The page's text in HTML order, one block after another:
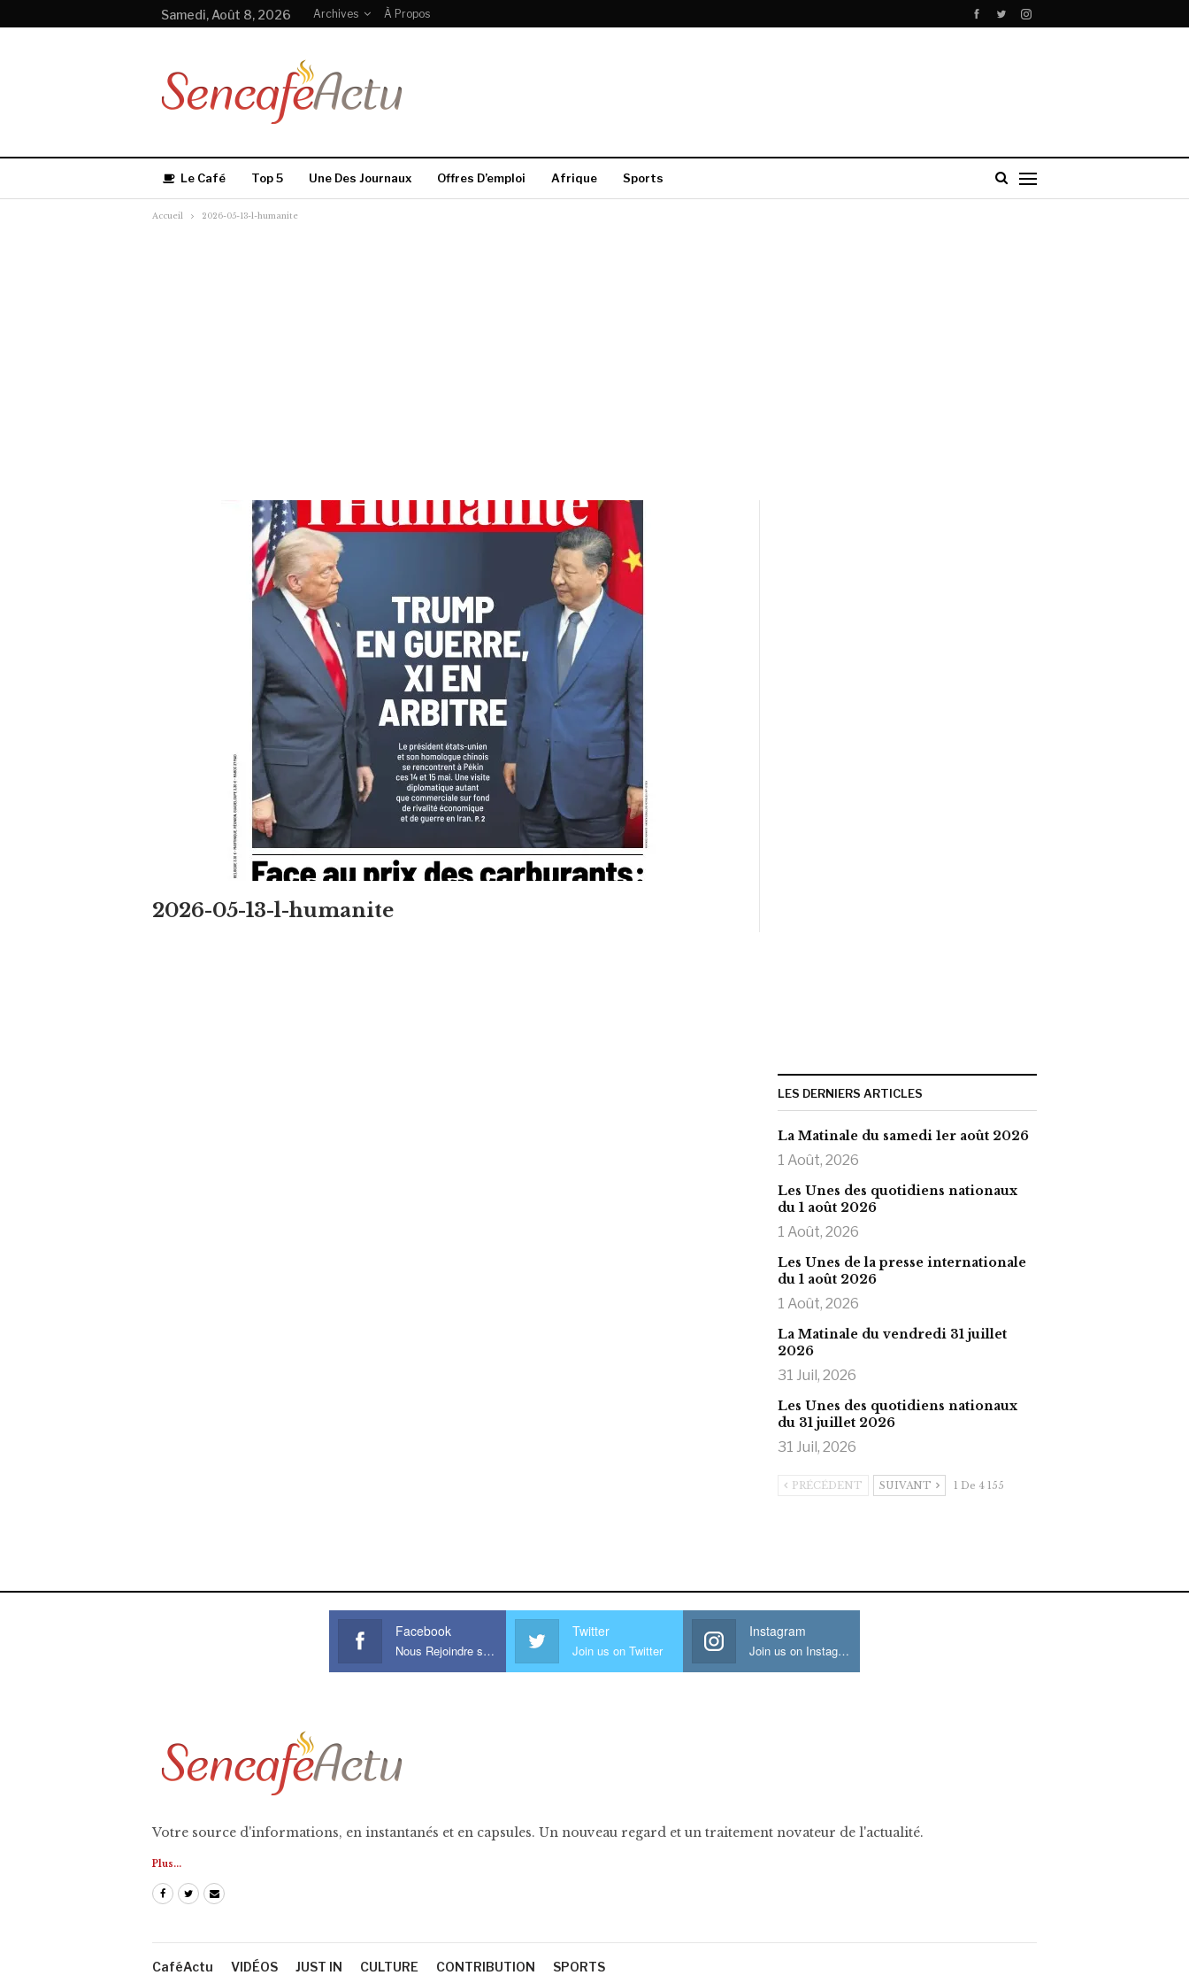
Samedi, Août 8, 2026 Archives À Propos
Le Café Top 5 Une Des Journaux Offres D’emploi Afrique Sports
Accueil 2026-05-13-l-humanite
2026-05-13-l-humanite
LES DERNIERS ARTICLES
La Matinale du samedi 1er août 2026
1 Août, 2026
Les Unes des quotidiens nationaux
du 1 août 2026
1 Août, 2026
Les Unes de la presse internationale
du 1 août 2026
1 Août, 2026
La Matinale du vendredi 31 juillet
2026
31 Juil, 2026
Les Unes des quotidiens nationaux
du 31 juillet 2026
31 Juil, 2026
PRÉCÉDENT SUIVANT 1 De 4 155
Facebook
Nous Rejoindre sur Facebook
Twitter
Join us on Twitter
Instagram
Join us on Instagram
Votre source d'informations, en instantanés et en capsules. Un nouveau regard et un traitement novateur de l'actualité.
Plus...
CaféActu VIDÉOS JUST IN CULTURE CONTRIBUTION SPORTS